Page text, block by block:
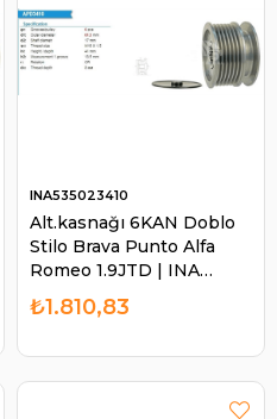
Alt.kasnağı 6KAN Doblo
Stilo Brava Punto Alfa
Romeo 1.9JTD | INA
535023410
INA535023410
₺1.810,83